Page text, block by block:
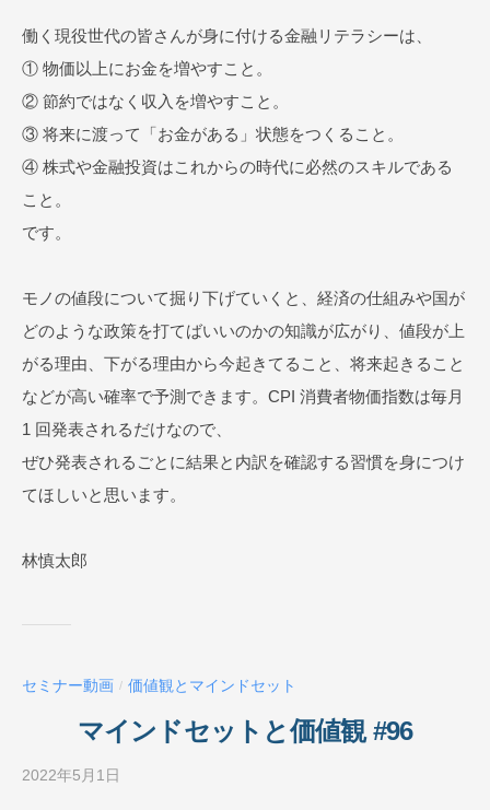
働く現役世代の皆さんが身に付ける金融リテラシーは、
① 物価以上にお金を増やすこと。
② 節約ではなく収入を増やすこと。
③ 将来に渡って「お金がある」状態をつくること。
④ 株式や金融投資はこれからの時代に必然のスキルである
こと。
です。
モノの値段について掘り下げていくと、経済の仕組みや国が
どのような政策を打てばいいのかの知識が広がり、値段が上
がる理由、下がる理由から今起きてること、将来起きること
などが高い確率で予測できます。CPI 消費者物価指数は毎月
1 回発表されるだけなので、
ぜひ発表されるごとに結果と内訳を確認する習慣を身につけ
てほしいと思います。
林慎太郎
セミナー動画 / 価値観とマインドセット
マインドセットと価値観 #96
2022年5月1日